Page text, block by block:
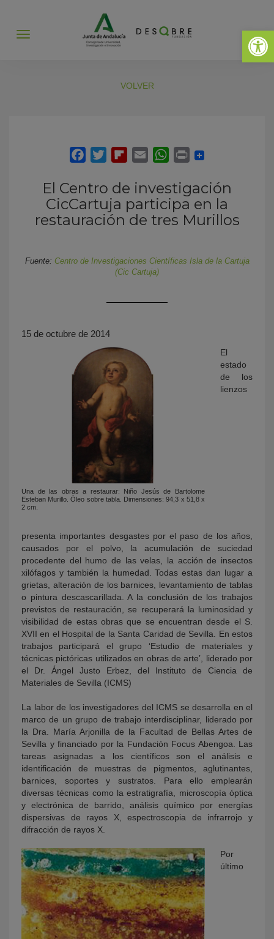
Abrir
Abrir
VOLVER
El Centro de investigación
CicCartuja participa en la
restauración de tres Murillos
Fuente: Centro de Investigaciones Científicas Isla de la Cartuja
(Cic Cartuja)
15 de octubre de 2014
Una de las obras a restaurar: Niño Jesús de Bartolome
Esteban Murillo. Óleo sobre tabla. Dimensiones: 94,3 x 51,8 x
2 cm.
El
estado
de los
lienzos
presenta importantes desgastes por el paso de los años,
causados por el polvo, la acumulación de suciedad
procedente del humo de las velas, la acción de insectos
xilófagos y también la humedad. Todas estas dan lugar a
grietas, alteración de los barnices, levantamiento de tablas
o pintura descascarillada. A la conclusión de los trabajos
previstos de restauración, se recuperará la luminosidad y
visibilidad de estas obras que se encuentran desde el S.
XVII en el Hospital de la Santa Caridad de Sevilla. En estos
trabajos participará el grupo ‘Estudio de materiales y
técnicas pictóricas utilizados en obras de arte’, liderado por
el Dr. Ángel Justo Erbez, del Instituto de Ciencia de
Materiales de Sevilla (ICMS)
La labor de los investigadores del ICMS se desarrolla en el
marco de un grupo de trabajo interdisciplinar, liderado por
la Dra. María Arjonilla de la Facultad de Bellas Artes de
Sevilla y financiado por la Fundación Focus Abengoa. Las
tareas asignadas a los científicos son el análisis e
identificación de muestras de pigmentos, aglutinantes,
barnices, soportes y sustratos. Para ello emplearán
diversas técnicas como la estratigrafía, microscopía óptica
y electrónica de barrido, análisis químico por energías
dispersivas de rayos X, espectroscopia de infrarrojo y
difracción de rayos X.
Por
último